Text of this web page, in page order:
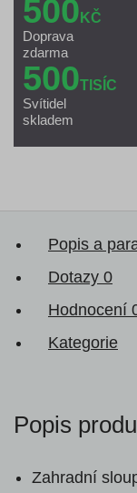
500 KČ
Doprava
zdarma
500TISÍC
Svítidel
skladem
Popis a
Dotazy 0
Hodnocení
Kategorie
Popis
Zahradní